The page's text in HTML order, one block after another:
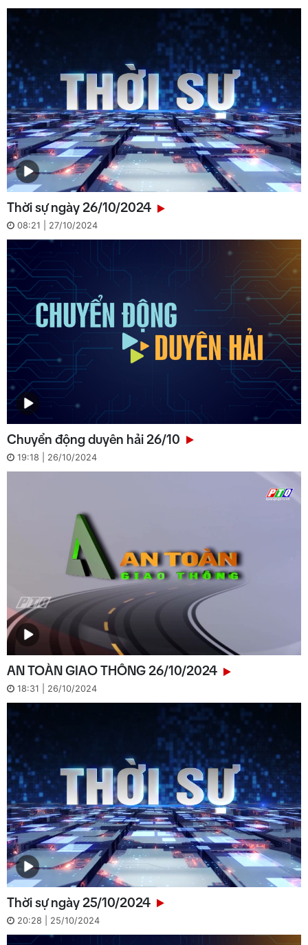
Thời sự ngày 26/10/2024
08:21 | 27/10/2024
Chuyển động duyên hải 26/10
19:18 | 26/10/2024
AN TOÀN GIAO THÔNG 26/10/2024
18:31 | 26/10/2024
Thời sự ngày 25/10/2024
20:28 | 25/10/2024